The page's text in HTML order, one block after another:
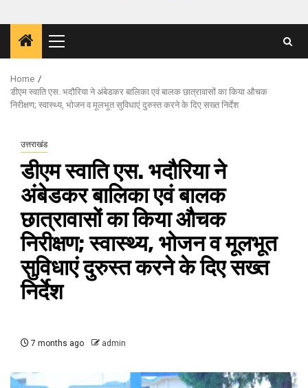
Primary
Menu
Home
डीएम स्वाति एस. भदौरिया ने अंबेडकर बालिका एवं बालक छात्रावासों का किया औचक
निरीक्षण; स्वास्थ्य, भोजन व मूलभूत सुविधाएं दुरुस्त करने के दिए सख्त निर्देश
उत्तराखंड
डीएम स्वाति एस. भदौरिया ने
अंबेडकर बालिका एवं बालक
छात्रावासों का किया औचक
निरीक्षण; स्वास्थ्य, भोजन व मूलभूत
सुविधाएं दुरुस्त करने के दिए सख्त
निर्देश
7 months ago admin